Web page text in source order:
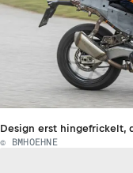
Design erst hingefrickelt,
© BMHOEHNE